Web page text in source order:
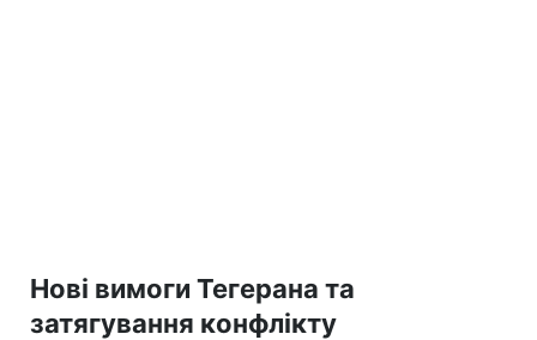
Нові вимоги Тегерана та
затягування конфлікту